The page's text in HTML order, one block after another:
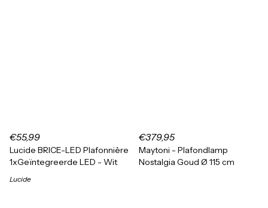
€55,99
Lucide BRICE-LED Plafonnière
1xGeïntegreerde LED - Wit
Lucide
€379,95
Maytoni - Plafondlamp
Nostalgia Goud Ø 115 cm